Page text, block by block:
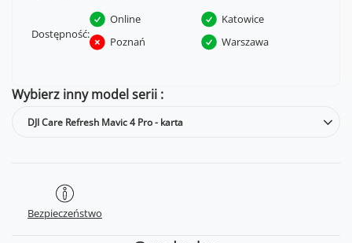
Wybierz inny model serii
DJI Care Refresh Mavic 4 Pro - karta
Dostępność:
Online
Katowice
Poznań
Warszawa
Bezpieczeństwo